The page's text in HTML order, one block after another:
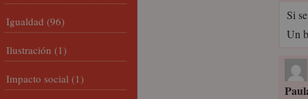
Si
Un
Igualdad (96)
Ilustración (1)
Impacto social (1)